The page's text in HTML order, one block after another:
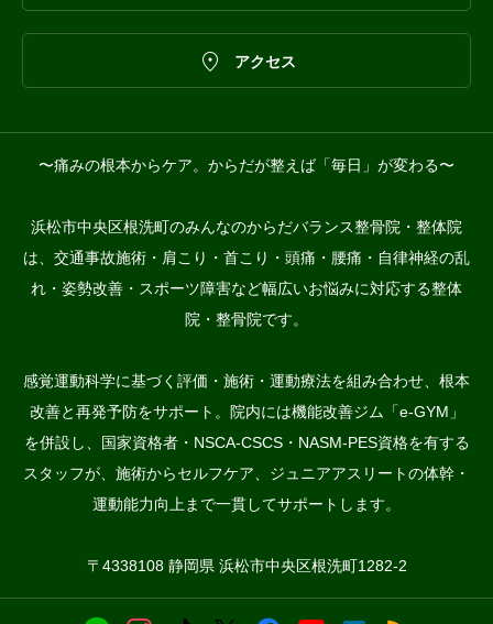
 アクセス
〜痛みの根本からケア。からだが整えば「毎日」が変わる〜
浜松市中央区根洗町のみんなのからだバランス整骨院・整体院
は、交通事故施術・肩こり・首こり・頭痛・腰痛・自律神経の乱
れ・姿勢改善・スポーツ障害など幅広いお悩みに対応する整体
院・整骨院です。
感覚運動科学に基づく評価・施術・運動療法を組み合わせ、根本
改善と再発予防をサポート。院内には機能改善ジム「e-GYM」
を併設し、国家資格者・NSCA-CSCS・NASM-PES資格を有する
スタッフが、施術からセルフケア、ジュニアアスリートの体幹・
運動能力向上まで一貫してサポートします。
〒4338108 静岡県 浜松市中央区根洗町1282-2